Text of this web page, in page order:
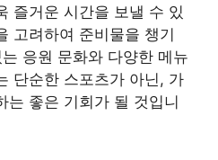
즐거운 시간을 보낼 수 있
고려하여 준비물을 챙기
응원 문화와 다양한 메뉴
단순한 스포츠가 아닌, 가
는 좋은 기회가 될 것입니